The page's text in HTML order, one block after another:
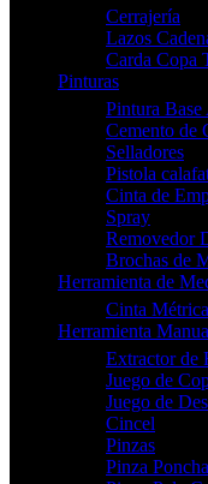
Cerrajería
Lazos
Carda Copa
Pinturas
Pintura Base
Cemento de
Selladores
Pistola
Cinta de
Spray
Removedor
Brochas de
Herramienta de
Cinta Métrica
Herramienta
Extractor de
Juego de
Juego de
Cincel
Pinzas
Pinza